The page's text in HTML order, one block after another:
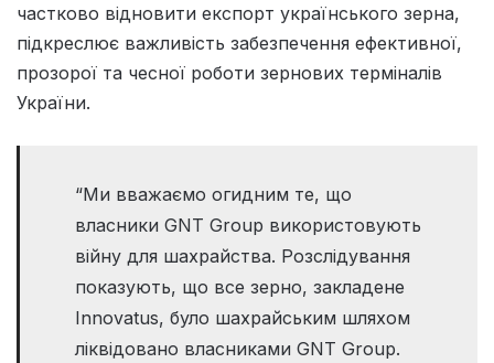
частково відновити експорт українського зерна,
підкреслює важливість забезпечення ефективної,
прозорої та чесної роботи зернових терміналів
України.
“Ми вважаємо огидним те, що
власники GNT Group використовують
війну для шахрайства. Розслідування
показують, що все зерно, закладене
Innovatus, було шахрайським шляхом
ліквідовано власниками GNT Group.